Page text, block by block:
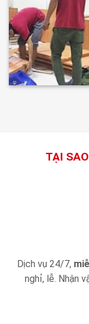
TẠI
Dịch vụ 24/7,
nghỉ, lễ. Nhận